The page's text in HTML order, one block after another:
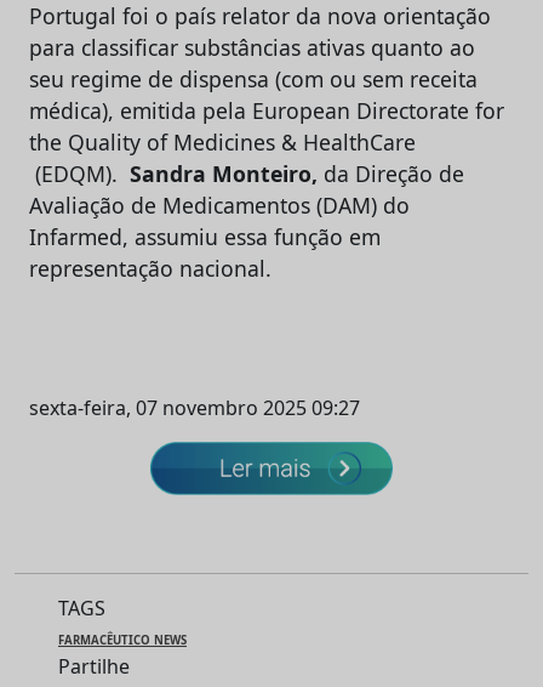
Portugal foi o país relator da nova orientação
para classificar substâncias ativas quanto ao
seu regime de dispensa (com ou sem receita
médica), emitida pela European Directorate for
the Quality of Medicines & HealthCare
(EDQM). Sandra Monteiro, da Direção de
Avaliação de Medicamentos (DAM) do
Infarmed, assumiu essa função em
representação nacional.
sexta-feira, 07 novembro 2025 09:27
TAGS
FARMACÊUTICO NEWS
Partilhe